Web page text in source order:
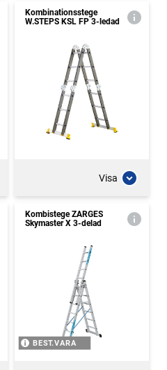
Kombinationsstege
W.STEPS KSL FP 3-ledad
Visa
Kombistege ZARGES
Skymaster X 3-delad
BEST.VARA